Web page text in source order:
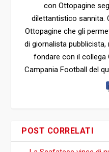
con Ottopagine
dilettantistico sannita.
Ottopagine che gli
di giornalista
fondare con il collega
Campania Football del
POST CORRELATI